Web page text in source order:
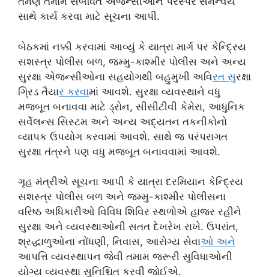
સાથે કાર્ય કરવા માટે સૂચના આપી.
બેઠકમાં નક્કી કરવામાં આવ્યું કે યાત્રા માર્ગ પર કેન્દ્રિય
સશસ્ત્ર પોલીસ બળ, જમ્મુ-કાશ્મીર પોલીસ અને અન્ય
સુરક્ષા એજન્સીઓના સહયોગથી બહુમુખી અવિરત સુરક્ષા
ગ્રિડ તૈયાર કરવામાં આવશે. સુરક્ષા વ્યવસ્થાને વધુ
મજબૂત બનાવવા માટે ડ્રોન, સીસીટીવી કેમેરા, આધુનિક
સર્વેલન્સ સિસ્ટમ અને અન્ય અદ્યતન તકનીકોનો
વ્યાપક ઉપયોગ કરવામાં આવશે. સાથે જ પરંપરાગત
સુરક્ષા તંત્રને પણ વધુ મજબૂત બનાવવામાં આવશે.
ગૃહ મંત્રીએ સૂચના આપી કે યાત્રા દરમિયાન કેન્દ્રિય
સશસ્ત્ર પોલીસ બળ અને જમ્મુ-કાશ્મીર પોલીસના
વરિષ્ઠ અધિકારીઓ વિવિધ શિવિર સ્થળોએ હાજર રહીને
સુરક્ષા અને વ્યવસ્થાઓની સતત દેખરેખ રાખે. ઉપરાંત,
શ્રદ્ધાળુઓના નોંધણી, નિવાસ, આરોગ્ય સેવાઓ અન
આપત્તિ વ્યવસ્થાપન જેવી તમામ જરૂરી સુવિધાઓની
યોગ્ય વ્યવસ્થા સુનિશ્ચિત કરવી જોઈએ.